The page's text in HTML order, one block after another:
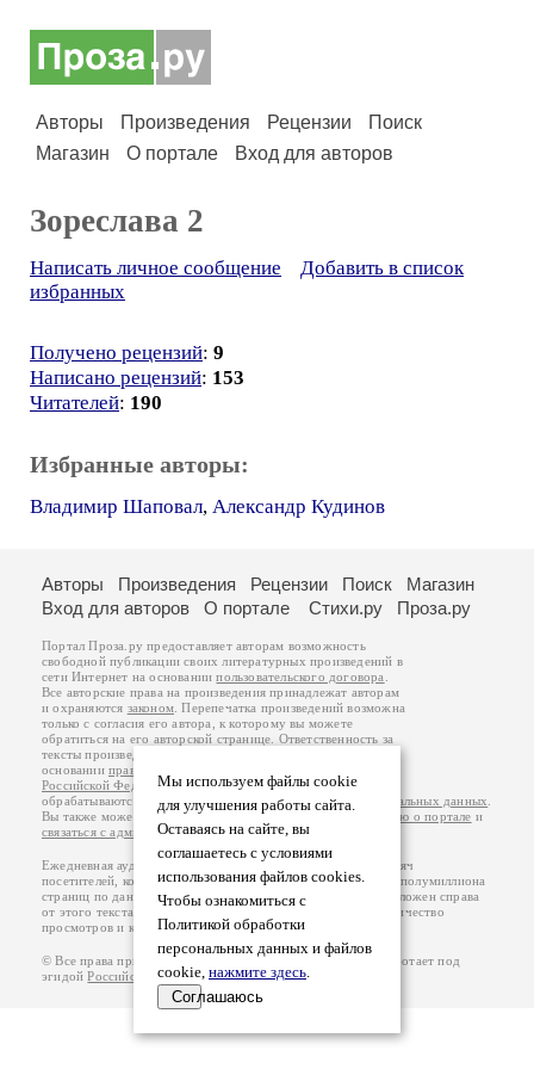
Авторы Произведения Рецензии
Поиск
Магазин
О портале Вход для авторов
Зореслава 2
Написать личное сообщение
Добавить в список
избранных
Получено рецензий: 9
Написано рецензий: 153
Читателей: 190
Избранные авторы:
Владимир Шаповал, Александр Кудинов
Мы используем файлы cookie
для улучшения работы сайта.
Оставаясь на сайте, вы
соглашаетесь с условиями
использования файлов cookies.
Чтобы ознакомиться с
Политикой обработки
персональных данных и файлов
cookie, нажмите здесь.
Соглашаюсь
Авторы Произведения Рецензии Поиск
Магазин
Вход для авторов
О портале Стихи.ру Проза.ру
Портал Проза.ру предоставляет авторам возможность
свободной публикации своих литературных произведений в
сети Интернет на основаниипользовательского договора
Все авторские права на произведения принадлежат авторам
и охраняются законом . Перепечатка произведений возможна
только с согласия его автора, к которому вы можете
обратиться на его авторской странице. Ответственность за
тексты произведений авторы несут самостоятельно на
основанииправил публикации
Российской Федерации. Данные пользователей
обрабатываются на основанииПолитики обработки персональных данных
Вы также можете посмотреть более подробную
информацию о портале и
связаться с администрацией.
Ежедневная аудитория портала Проза.ру – порядка 100 тысяч
посетителей, которые в общей сумме просматривают более полумиллиона
страниц по данным счетчика посещаемости, который расположен справа
от этого текста. В каждой графе указано по две цифры: количество
просмотров и количество посетителей.
© Все права принадлежат авторам, 2000-2026. Портал работает под
эгидойРоссийского союза писателей.18+